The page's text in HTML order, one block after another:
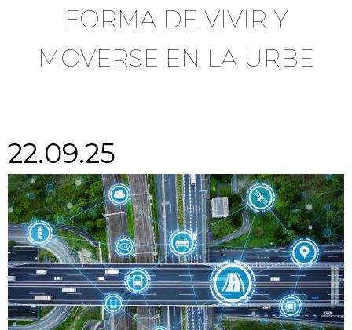
FORMA DE VIVIR Y
MOVERSE EN LA URBE
22.09.25